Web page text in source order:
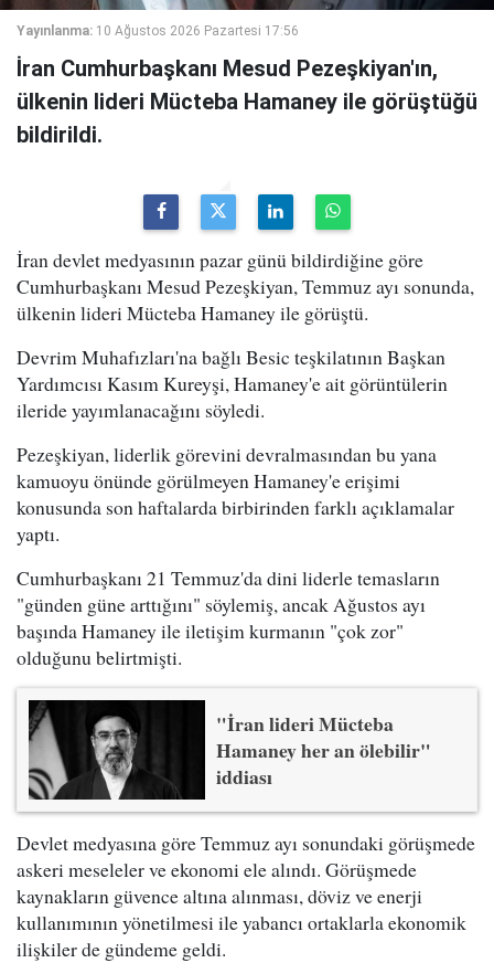
Yayınlanma: 10 Ağustos 2026 Pazartesi 17:56
İran Cumhurbaşkanı Mesud Pezeşkiyan'ın,
ülkenin lideri Mücteba Hamaney ile görüştüğü
bildirildi.
İran devlet medyasının pazar günü bildirdiğine göre
Cumhurbaşkanı Mesud Pezeşkiyan, Temmuz ayı sonunda,
ülkenin lideri Mücteba Hamaney ile görüştü.
Devrim Muhafızları'na bağlı Besic teşkilatının Başkan
Yardımcısı Kasım Kureyşi, Hamaney'e ait görüntülerin
ileride yayımlanacağını söyledi.
Pezeşkiyan, liderlik görevini devralmasından bu yana
kamuoyu önünde görülmeyen Hamaney'e erişimi
konusunda son haftalarda birbirinden farklı açıklamalar
yaptı.
Cumhurbaşkanı 21 Temmuz'da dini liderle temasların
"günden güne arttığını" söylemiş, ancak Ağustos ayı
başında Hamaney ile iletişim kurmanın "çok zor"
olduğunu belirtmişti.
"İran lideri Mücteba
Hamaney her an ölebilir"
iddiası
Devlet medyasına göre Temmuz ayı sonundaki görüşmede
askeri meseleler ve ekonomi ele alındı. Görüşmede
kaynakların güvence altına alınması, döviz ve enerji
kullanımının yönetilmesi ile yabancı ortaklarla ekonomik
ilişkiler de gündeme geldi.